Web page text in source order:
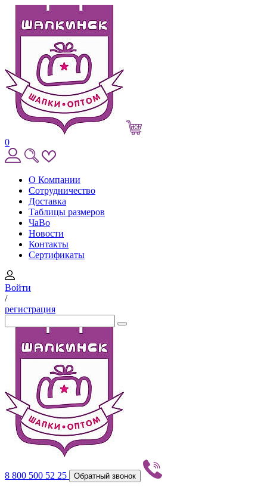
0
О Компании
Сотрудничество
Доставка
Таблицы размеров
ЧаВо
Новости
Контакты
Сертификаты
Войти
/
регистрация
8 800 500 52 25 Обратный звонок